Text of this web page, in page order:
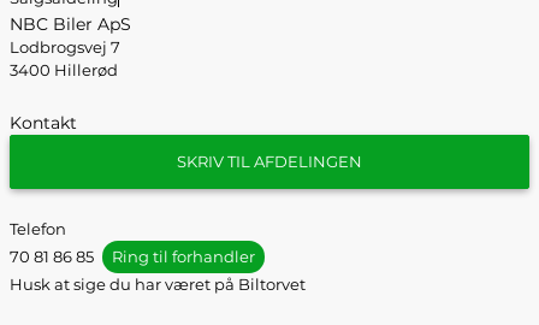
NBC Biler ApS
Lodbrogsvej 7
3400 Hillerød
Kontakt
SKRIV TIL AFDELINGEN
Telefon
70 81 86 85
Ring til forhandler
Husk at sige du har været på Biltorvet